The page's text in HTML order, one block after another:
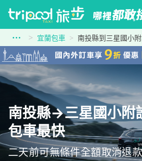
宜蘭包車 南投縣到三星國小
南投縣→三星國小附
包車最快
二天前可無條件全額取消退